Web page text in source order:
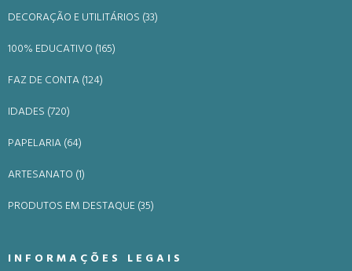
DECORAÇÃO E UTILITÁRIOS (33)
100% EDUCATIVO (165)
FAZ DE CONTA (124)
IDADES (720)
PAPELARIA (64)
ARTESANATO (1)
PRODUTOS EM DESTAQUE (35)
INFORMAÇÕES LEGAIS